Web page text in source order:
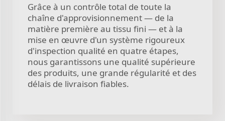
Grâce à un contrôle total de toute la
chaîne d'approvisionnement — de la
matière première au tissu fini — et à la
mise en œuvre d'un système rigoureux
d'inspection qualité en quatre étapes,
nous garantissons une qualité supérieure
des produits, une grande régularité et des
délais de livraison fiables.